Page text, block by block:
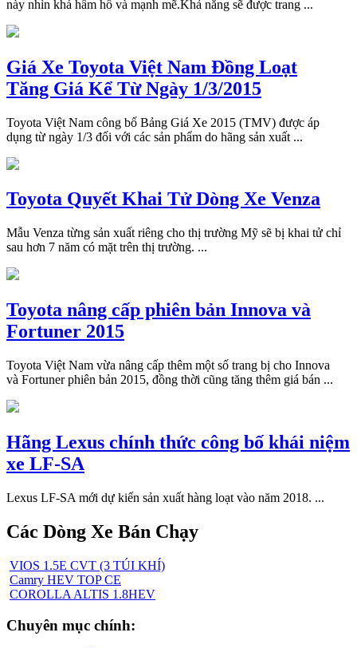
này nhìn khá hầm hố và mạnh mẽ.Khả năng sẽ được trang ...
Giá Xe Toyota Việt Nam Đồng Loạt
Tăng Giá Kể Từ Ngày 1/3/2015
Toyota Việt Nam công bố Bảng Giá Xe 2015 (TMV) được áp
dụng từ ngày 1/3 đối với các sản phẩm do hãng sản xuất ...
Toyota Quyết Khai Tử Dòng Xe Venza
Mẫu Venza từng sản xuất riêng cho thị trường Mỹ sẽ bị khai tử chỉ
sau hơn 7 năm có mặt trên thị trường. ...
Toyota nâng cấp phiên bản Innova và
Fortuner 2015
Toyota Việt Nam vừa nâng cấp thêm một số trang bị cho Innova
và Fortuner phiên bản 2015, đồng thời cũng tăng thêm giá bán ...
Hãng Lexus chính thức công bố khái niệm
xe LF-SA
Lexus LF-SA mới dự kiến sản xuất hàng loạt vào năm 2018. ...
Các Dòng Xe Bán Chạy
VIOS 1.5E CVT (3 TÚI KHÍ)
Camry HEV TOP CE
COROLLA ALTIS 1.8HEV
Chuyên mục chính: